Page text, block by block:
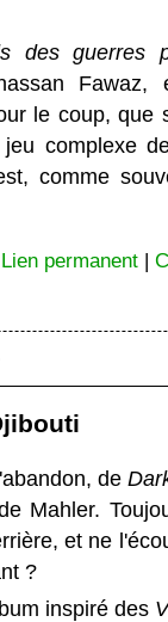
des guerres
Fawaz,
le coup, que
complexe
comme
Lien permanent|
de
Mahler.
et ne
?
inspiré des